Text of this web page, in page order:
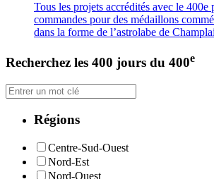
Tous les projets accrédités avec le 400e
commandes pour des médaillons
dans la forme de l’astrolabe de
Recherchez les 400 jours du 400e
Régions
Centre-Sud-Ouest
Nord-Est
Nord-Ouest